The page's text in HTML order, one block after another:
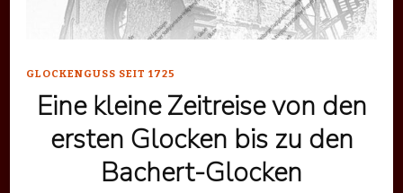
GLOCKENGUSS SEIT 1725
Eine kleine Zeitreise von den
ersten Glocken bis zu den
Bachert-Glocken